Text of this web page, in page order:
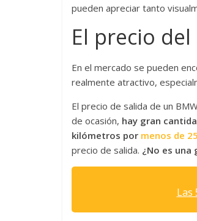
pueden apreciar tanto
El precio del
En el mercado se pueden
realmente atractivo,
El precio de salida de un
de ocasión, hay gran
kilómetros por menos de
precio de salida. ¿No es una
Las